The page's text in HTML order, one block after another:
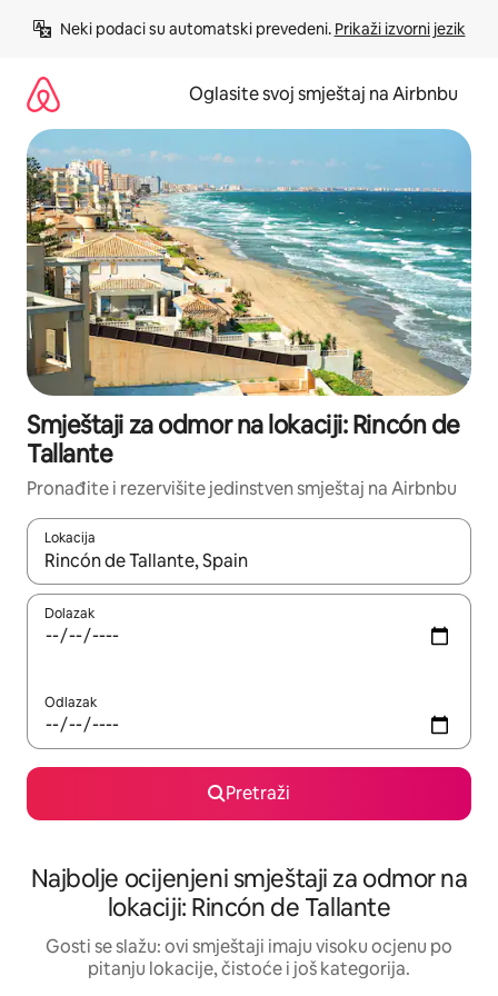
Neki podaci su automatski prevedeni. Prikaži izvorni jezik
Oglasite svoj smještaj na Airbnbu
Smještaji za odmor na lokaciji: Rincón de
Tallante
Pronađite i rezervišite jedinstven smještaj na Airbnbu
Lokacija
Kad rezultati budu dostupni, krećite se gore i dolje pomoću
Dolazak
Odlazak
Pretraži
Najbolje ocijenjeni smještaji za odmor na
lokaciji: Rincón de Tallante
Gosti se slažu: ovi smještaji imaju visoku ocjenu po
pitanju lokacije, čistoće i još kategorija.